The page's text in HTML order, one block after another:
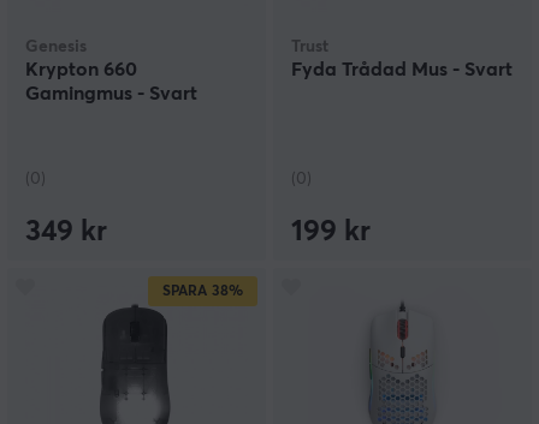
Genesis
Krypton 660
Gamingmus - Svart
(0)
349 kr
Trust
Fyda Trådad Mus - Svart
(0)
199 kr
SPARA 38%